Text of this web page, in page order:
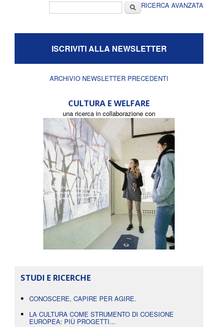
CercaRICERCA AVANZATA
ISCRIVITI ALLA NEWSLETTER
ARCHIVIO NEWSLETTER PRECEDENTI
CULTURA E WELFARE
una ricerca in collaborazione con
STUDI E RICERCHE
CONOSCERE, CAPIRE PER AGIRE.
LA CULTURA COME STRUMENTO DI COESIONE
EUROPEA: PIÙ PROGETTI...